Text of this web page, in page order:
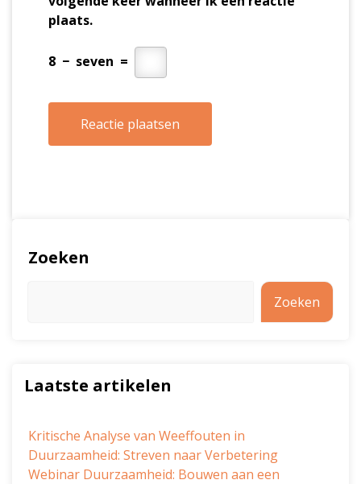
plaats.
8 − seven =
Zoeken
Zoeken
Laatste artikelen
Kritische Analyse van Weeffouten in
Duurzaamheid: Streven naar Verbetering
Webinar Duurzaamheid: Bouwen aan een